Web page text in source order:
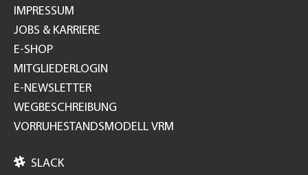
IMPRESSUM
JOBS & KARRIERE
E-SHOP
MITGLIEDERLOGIN
E-NEWSLETTER
WEGBESCHREIBUNG
VORRUHESTANDSMODELL VRM
 SLACK